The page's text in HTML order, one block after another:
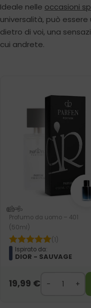
Ideale nelle occasioni
universalità, può
dietro di voi, una
cui andrete.
Profumo da uomo – 401
(50ml)
(1)
Ispirato da:
DIOR - SAUVAGE
19,99 €